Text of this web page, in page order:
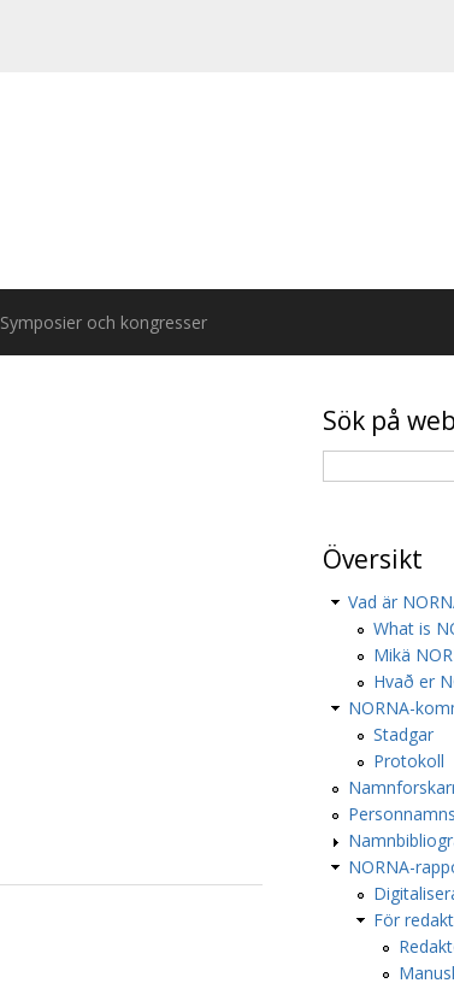
Symposier och kongresser
Sök på
Översikt
Vad är
What is
Mikä
Hvað er
NORNA-
Stadgar
Protokoll
NORNA-
För